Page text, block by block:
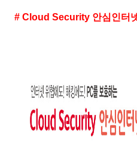
# Cloud Security 안심인터